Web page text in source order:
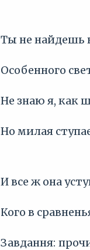
Ты не найдешь
Особенного
Не знаю я, как
Но милая
И все ж она
Кого в
Завдання: